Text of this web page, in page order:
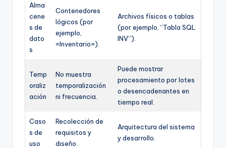
Alma
cene
s de
dato
s
Contenedores
lógicos (por
ejemplo,
«Inventario»).
Archivos físicos o tablas
(por ejemplo, “Tabla SQL
INV”).
Temp
oraliz
ación
No muestra
temporalización
ni frecuencia.
Puede mostrar
procesamiento por lotes
o desencadenantes en
tiempo real.
Caso
s de
uso
Recolección de
requisitos y
diseño.
Arquitectura del sistema
y desarrollo.